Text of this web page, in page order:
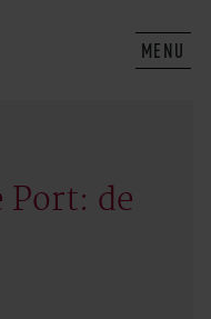
MENU
Port: de